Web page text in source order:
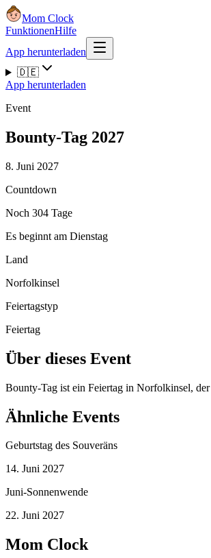
Mom Clock
FunktionenHilfe
App herunterladen
🇩🇪
App herunterladen
Event
Bounty-Tag 2027
8. Juni 2027
Countdown
Noch 304 Tage
Es beginnt am Dienstag
Land
Norfolkinsel
Feiertagstyp
Feiertag
Über dieses Event
Bounty-Tag ist ein Feiertag in Norfolkinsel,
Ähnliche Events
Geburtstag des Souveräns
14. Juni 2027
Juni-Sonnenwende
22. Juni 2027
Mom Clock